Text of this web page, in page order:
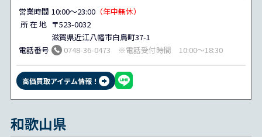
営業時間 10:00～23:00（年中無休）
所 在 地 〒523-0032
滋賀県近江八幡市白鳥町37-1
電話番号
0748-36-0473 ※電話受付時間 10:00～18:30
高価買取アイテム情報！
和歌山県